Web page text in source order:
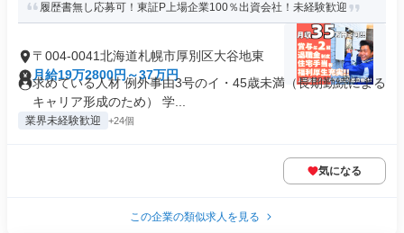
履歴書無し応募可！東証P上場企業100％出資会社！未経験歓迎
〒004-0041北海道札幌市厚別区大谷地東
月給19万2800円～37万円
求めている人材 例外事由3号のイ・45歳未満（長期勤続による
キャリア形成のため） 学...
業界未経験歓迎 +24個
気になる
この企業の類似求人を見る